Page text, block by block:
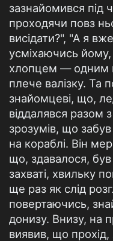
зазнайомився під
проходячи повз
висідати?", "А я
усміхаючись
хлопцем — одним
плече валізку. Та
знайомцеві, що,
віддалявся
зрозумів, що
на кораблі. Він
що, здавалося, був
захваті, хвильку
ще раз як слід
повертаючись,
донизу. Внизу, на
виявив, що